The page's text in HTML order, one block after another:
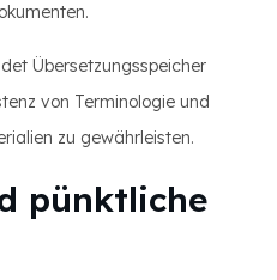
Übersetzungsspeicher
von Terminologie und
zu gewährleisten.
pünktliche